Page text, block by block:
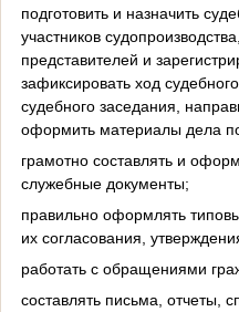
подготовить и назначить
участников
представителей и
зафиксировать ход
судебного заседания,
оформить материалы дела
грамотно составлять и
служебные документы;
правильно оформлять
их согласования,
работать с обращениями
составлять письма, отчеты,